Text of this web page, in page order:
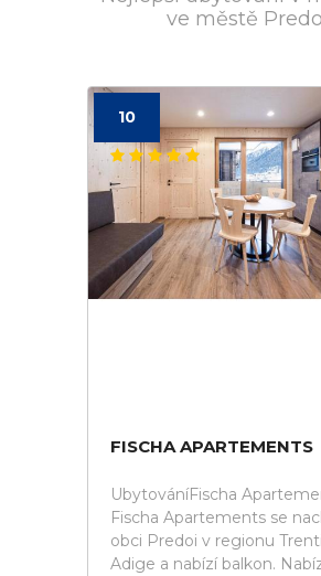
ve městě
10
FISCHA APARTEMENTS
UbytováníFischa
Fischa Apartements se
obci Predoi v regionu
Adige a nabízí balkon.